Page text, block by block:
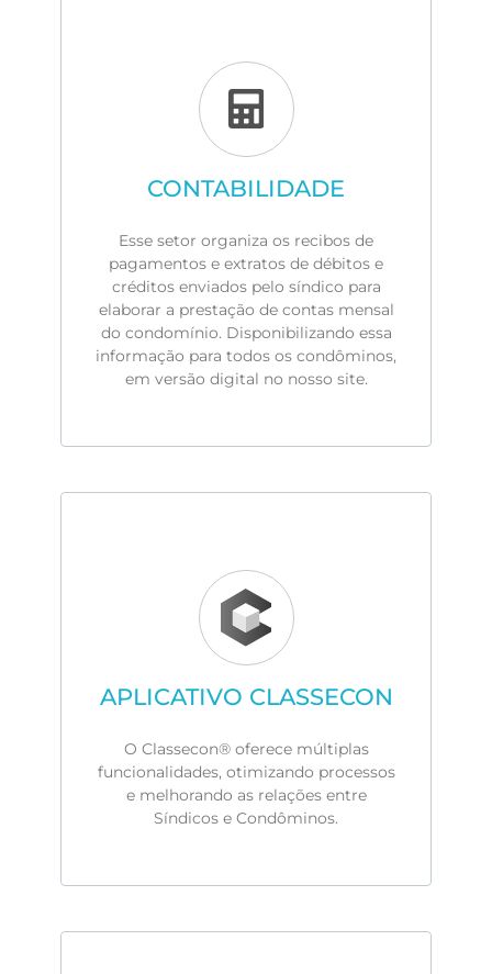
CONTABILIDADE
Esse setor organiza os recibos de
pagamentos e extratos de débitos e
créditos enviados pelo síndico para
elaborar a prestação de contas mensal
do condomínio. Disponibilizando essa
informação para todos os condôminos,
em versão digital no nosso site.
APLICATIVO CLASSECON
O Classecon® oferece múltiplas
funcionalidades, otimizando processos
e melhorando as relações entre
Síndicos e Condôminos.